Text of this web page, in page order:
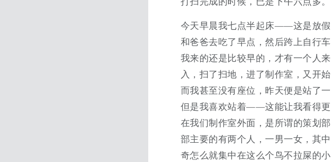
今天早晨我七点半起床——这是放假
和爸爸去吃了早点，然后跨上自行车
我来的还是比较早的，才有一个人
入，扫了扫地，进了制作室，又开始
而我甚至没有座位，昨天便是站了
但是我喜欢站着——这能让我看得更
在我们制作室外面，是所谓的策划
部主要的有两个人，一男一女，其
奇怎么就集中在这么个鸟不拉屎的